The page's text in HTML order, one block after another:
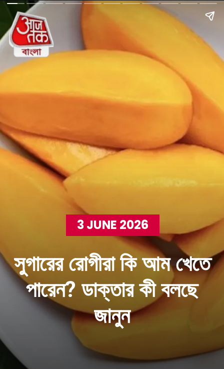
3 JUNE 2026
সুগারের রোগীরা কি আম খেতে
পারেন? ডাক্তার কী বলছে
জানুন